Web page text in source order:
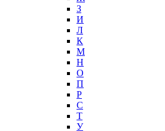
З
И
Л
К
М
Н
О
П
Р
С
Т
У